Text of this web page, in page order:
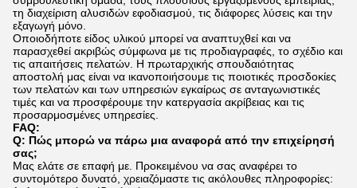
τη διαχείριση αλυσιδών εφοδιασμού, τις διάφορες λύσεις και την
εξαγωγή μόνο.
Οποιοδήποτε είδος υλικού μπορεί να αναπτυχθεί και να
παρασχεθεί ακριβώς σύμφωνα με τις προδιαγραφές, το σχέδιο και
τις απαιτήσεις πελατών. Η πρωταρχικής σπουδαιότητας
αποστολή μας είναι να ικανοποιήσουμε τις ποιοτικές προσδοκίες
των πελατών και των υπηρεσιών εγκαίρως σε ανταγωνιστικές
τιμές και να προσφέρουμε την κατεργασία ακρίβειας και τις
προσαρμοσμένες υπηρεσίες.
FAQ:
Q: Πώς μπορώ να πάρω μια αναφορά από την επιχείρησή
σας;
Μας ελάτε σε επαφή με. Προκειμένου να σας αναφέρει το
συντομότερο δυνατό, χρειαζόμαστε τις ακόλουθες πληροφορίες: